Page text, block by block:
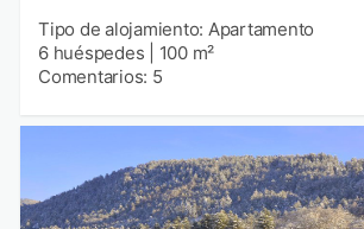
Tipo de alojamiento: Apartamento
6 huéspedes
100 m²
Comentarios: 5